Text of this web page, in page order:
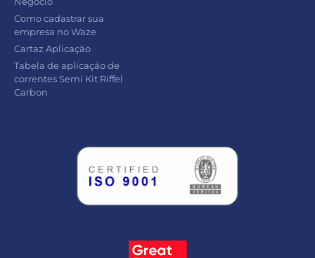
Como cadastrar sua
empresa no Waze
Cartaz Aplicação
Tabela de aplicação de
correntes Semi Kit Riffel
Carbon